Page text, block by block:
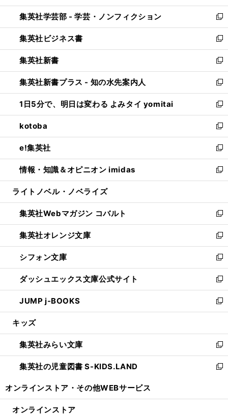
開
く
ウ
で
開
く
ン
ド
ウ
で
開
く
ウ
ィ
ン
ド
ウ
で
開
く
集英社学芸部 - 学芸・ノンフィクション
新
し
い
ウ
ィ
ン
ド
ウ
で
開
く
集英社ビジネス書
新
し
い
ウ
ィ
ン
ド
ウ
で
開
く
集英社新書
新
し
い
ウ
ィ
ン
ド
ウ
で
開
く
集英社新書プラス - 知の水先案内人
新
し
い
ウ
ィ
ン
ド
ウ
で
開
1日5分で、明日は変わる よみタイ yomitai
新
し
い
ウ
ィ
ン
ド
ウ
開
く
kotoba
新
し
い
ウ
ィ
ン
ウ
で
開
く
e!集英社
新
し
い
ウ
ン
ド
ウ
で
開
く
情報・知識＆オピニオン imidas
新
し
ウ
ィ
ン
ド
ウ
で
開
く
ライトノベル・ノベライズ
集英社Webマガジン コバルト
新
し
い
ウ
ィ
ン
ド
ウ
で
開
集英社オレンジ文庫
新
し
い
ウ
ィ
ン
ド
ウ
開
く
シフォン文庫
新
し
い
ウ
ィ
ン
ウ
で
開
く
ダッシュエックス文庫公式サイト
新
し
い
ウ
ン
ド
ウ
で
JUMP j-BOOKS
新
し
ウ
ィ
ン
ド
開
キッズ
集英社みらい文庫
新
し
い
ン
集英社の児童図書 S-KIDS.LAND
新
ウ
オンラインストア・ その他WEBサービス
オンラインストア